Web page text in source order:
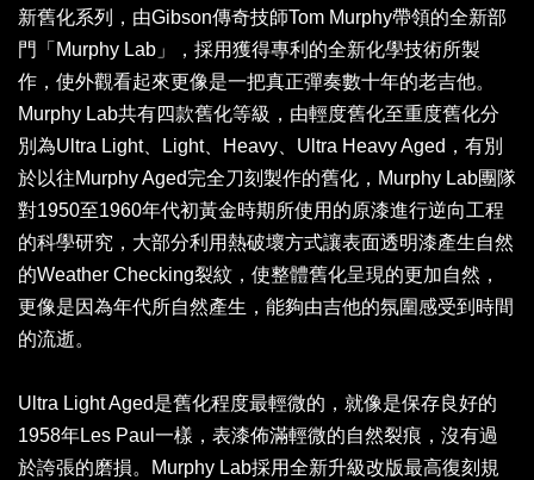
新舊化系列，由Gibson傳奇技師Tom Murphy帶領的全新部
門「Murphy Lab」，採用獲得專利的全新化學技術所製
作，使外觀看起來更像是一把真正彈奏數十年的老吉他。
Murphy Lab共有四款舊化等級，由輕度舊化至重度舊化分
別為Ultra Light、Light、Heavy、Ultra Heavy Aged，有別
於以往Murphy Aged完全刀刻製作的舊化，Murphy Lab團隊
對1950至1960年代初黃金時期所使用的原漆進行逆向工程
的科學研究，大部分利用熱破壞方式讓表面透明漆產生自然
的Weather Checking裂紋，使整體舊化呈現的更加自然，
更像是因為年代所自然產生，能夠由吉他的氛圍感受到時間
的流逝。
Ultra Light Aged是舊化程度最輕微的，就像是保存良好的
1958年Les Paul一樣，表漆佈滿輕微的自然裂痕，沒有過
於誇張的磨損。Murphy Lab採用全新升級改版最高復刻規